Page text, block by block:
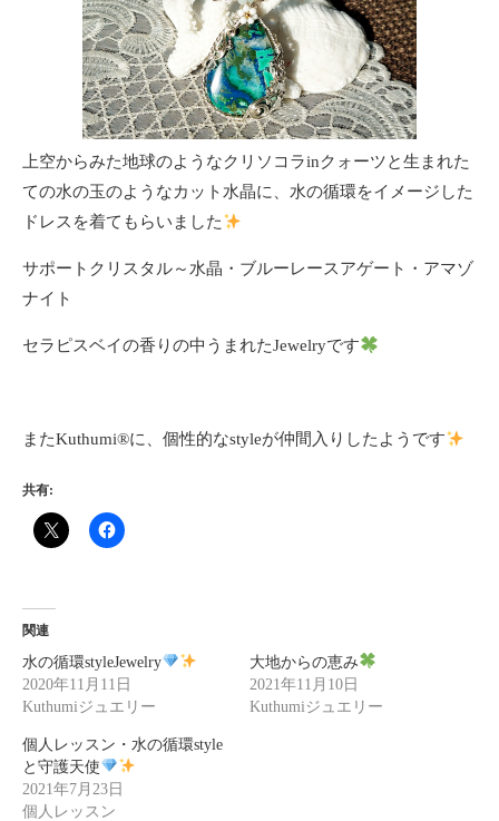
上空からみた地球のようなクリソコラinクォーツと生まれた
ての水の玉のようなカット水晶に、水の循環をイメージした
ドレスを着てもらいました
サポートクリスタル～水晶・ブルーレースアゲート・アマゾ
ナイト
セラピスベイの香りの中うまれたJewelryです
またKuthumi®️に、個性的なstyleが仲間入りしたようです
共有:
関連
水の循環styleJewelry
2020年11月11日
Kuthumiジュエリー
大地からの恵み
2021年11月10日
Kuthumiジュエリー
個人レッスン・水の循環style
と守護天使
2021年7月23日
個人レッスン